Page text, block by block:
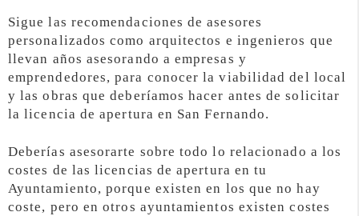
Sigue las recomendaciones de asesores
personalizados como arquitectos e ingenieros que
llevan años asesorando a empresas y
emprendedores, para conocer la viabilidad del local
y las obras que deberíamos hacer antes de solicitar
la licencia de apertura en San Fernando.
Deberías asesorarte sobre todo lo relacionado a los
costes de las licencias de apertura en tu
Ayuntamiento, porque existen en los que no hay
coste, pero en otros ayuntamientos existen costes